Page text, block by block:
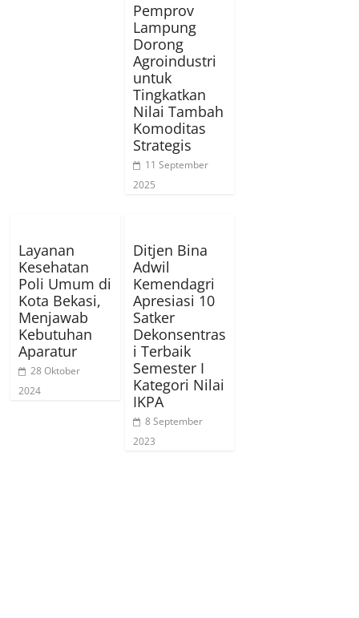
Pemprov
Lampung
Dorong
Agroindustri
untuk
Tingkatkan
Nilai Tambah
Komoditas
Strategis
11 September
2025
Layanan
Kesehatan
Poli Umum di
Kota Bekasi,
Menjawab
Kebutuhan
Aparatur
28 Oktober
2024
Ditjen Bina
Adwil
Kemendagri
Apresiasi 10
Satker
Dekonsentras
i Terbaik
Semester I
Kategori Nilai
IKPA
8 September
2023